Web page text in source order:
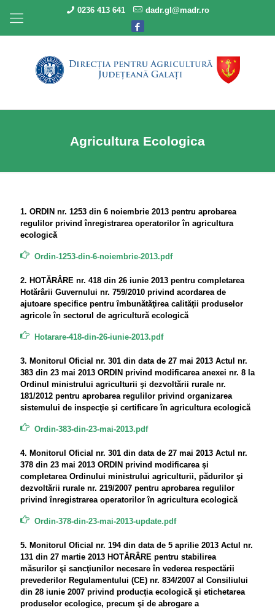
0236 413 641 dadr.gl@madr.ro
Agricultura Ecologica
1. ORDIN nr. 1253 din 6 noiembrie 2013 pentru aprobarea
regulilor privind înregistrarea operatorilor în agricultura
ecologică
Ordin-1253-din-6-noiembrie-2013.pdf
2. HOTĂRÂRE nr. 418 din 26 iunie 2013 pentru completarea
Hotărârii Guvernului nr. 759/2010 privind acordarea de
ajutoare specifice pentru îmbunătăţirea calităţii produselor
agricole în sectorul de agricultură ecologică
Hotarare-418-din-26-iunie-2013.pdf
3. Monitorul Oficial nr. 301 din data de 27 mai 2013 Actul nr.
383 din 23 mai 2013 ORDIN privind modificarea anexei nr. 8 la
Ordinul ministrului agriculturii şi dezvoltării rurale nr.
181/2012 pentru aprobarea regulilor privind organizarea
sistemului de inspecţie şi certificare în agricultura ecologică
Ordin-383-din-23-mai-2013.pdf
4. Monitorul Oficial nr. 301 din data de 27 mai 2013 Actul nr.
378 din 23 mai 2013 ORDIN privind modificarea şi
completarea Ordinului ministrului agriculturii, pădurilor şi
dezvoltării rurale nr. 219/2007 pentru aprobarea regulilor
privind înregistrarea operatorilor în agricultura ecologică
Ordin-378-din-23-mai-2013-update.pdf
5. Monitorul Oficial nr. 194 din data de 5 aprilie 2013 Actul nr.
131 din 27 martie 2013 HOTĂRÂRE pentru stabilirea
măsurilor şi sancţiunilor necesare în vederea respectării
prevederilor Regulamentului (CE) nr. 834/2007 al Consiliului
din 28 iunie 2007 privind producţia ecologică şi etichetarea
produselor ecologice, precum şi de abrogare a